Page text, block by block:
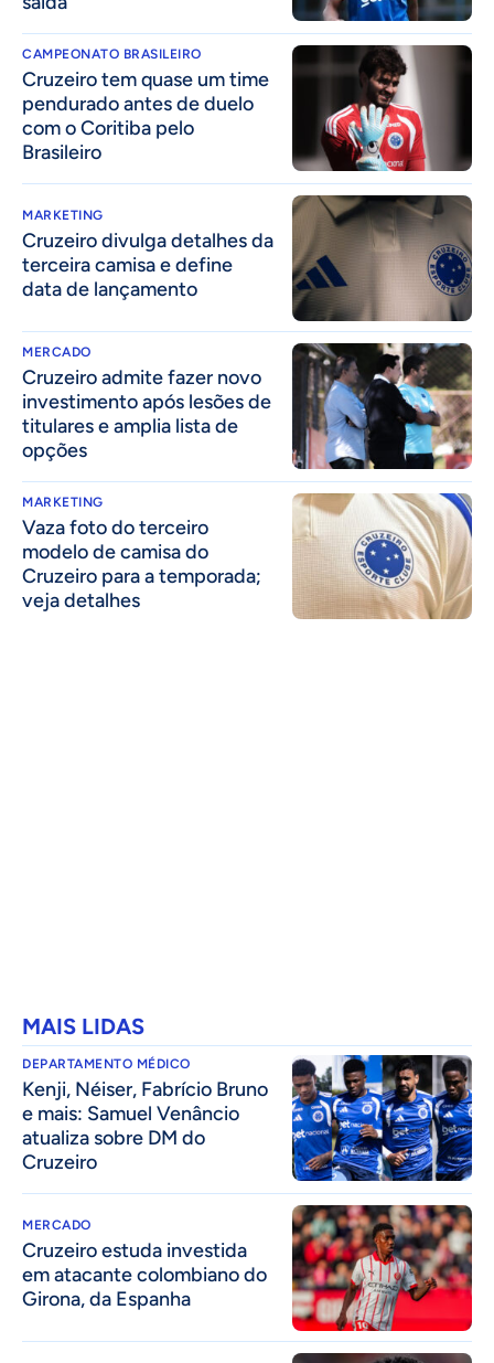
CAMPEONATO BRASILEIRO
Cruzeiro tem quase um time
pendurado antes de duelo
com o Coritiba pelo
Brasileiro
MARKETING
Cruzeiro divulga detalhes da
terceira camisa e define
data de lançamento
MERCADO
Cruzeiro admite fazer novo
investimento após lesões de
titulares e amplia lista de
opções
MARKETING
Vaza foto do terceiro
modelo de camisa do
Cruzeiro para a temporada;
veja detalhes
MAIS LIDAS
DEPARTAMENTO MÉDICO
Kenji, Néiser, Fabrício Bruno
e mais: Samuel Venâncio
atualiza sobre DM do
Cruzeiro
MERCADO
Cruzeiro estuda investida
em atacante colombiano do
Girona, da Espanha